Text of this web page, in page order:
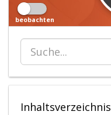
beobachten
Inhaltsverzeichnis